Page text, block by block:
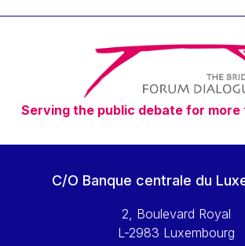
Timothy Radcliffe
Vaclav Klaus
Vassilios Skouris
Vítor Manuel da Silva
Viviane Reding
Walter Hagg
Wolfgang Ketterle
Serving the public debate for more
C/O Banque centrale du
2, Boulevard Royal
L-2983 Luxembourg